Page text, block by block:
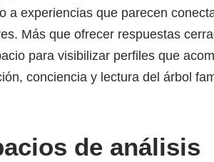
a experiencias que parecen
Más que ofrecer respuestas
para visibilizar perfiles que
conciencia y lectura del árbol
de análisis